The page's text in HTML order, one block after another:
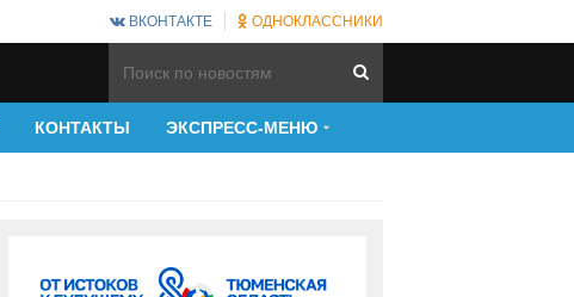
ВКОНТАКТЕ ОДНОКЛАССНИКИ
КОНТАКТЫ ЭКСПРЕСС-МЕНЮ